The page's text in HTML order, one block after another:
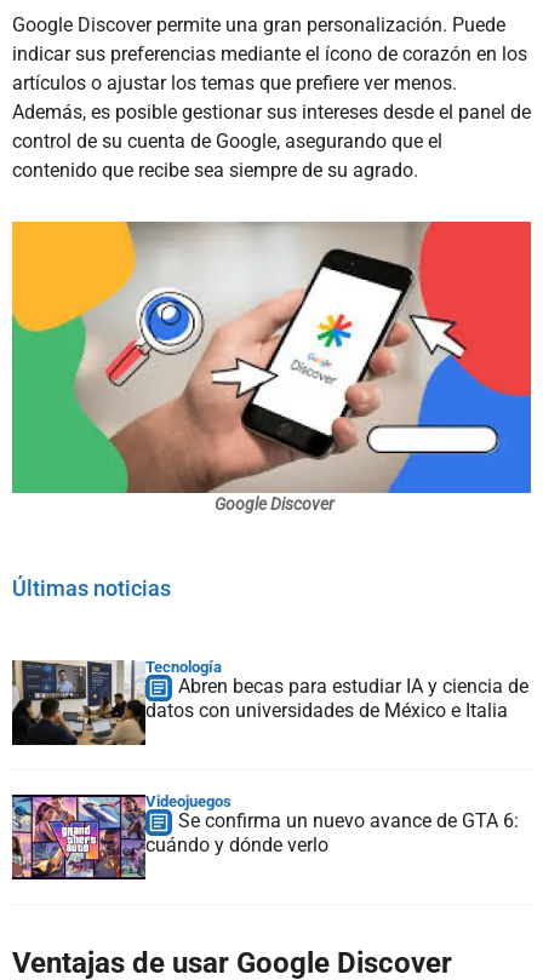
Google Discover permite una gran personalización. Puede
indicar sus preferencias mediante el ícono de corazón en los
artículos o ajustar los temas que prefiere ver menos.
Además, es posible gestionar sus intereses desde el panel de
control de su cuenta de Google, asegurando que el
contenido que recibe sea siempre de su agrado.
Google Discover
Últimas noticias
Tecnología
Abren becas para estudiar IA y ciencia de
datos con universidades de México e Italia
Videojuegos
Se confirma un nuevo avance de GTA 6:
cuándo y dónde verlo
Ventajas de usar Google Discover